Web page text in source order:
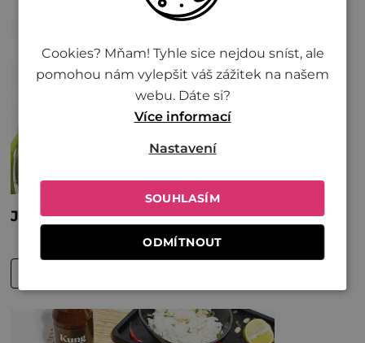
Cookies? Mňam! Tyhle sice nejdou sníst, ale
pomohou nám vylepšit váš zážitek na našem
webu. Dáte si?
Více informací
SOUHLASÍM
ODMÍTNOUT
Nastavení